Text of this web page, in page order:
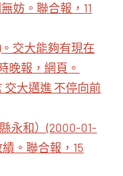
妨。聯合報，11
交大能夠有現在
晚報，網頁。
交大邁進 不停向前
永和）(2000-01-
。聯合報，15